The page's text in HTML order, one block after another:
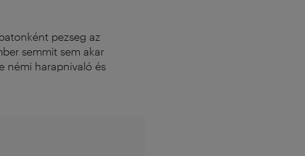
pezseg az
semmit sem akar
némi harapnivaló és